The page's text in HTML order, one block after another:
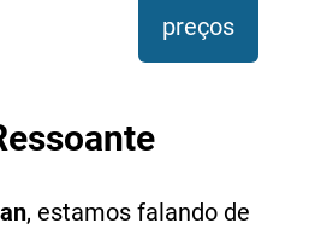
preços
, estamos falando de